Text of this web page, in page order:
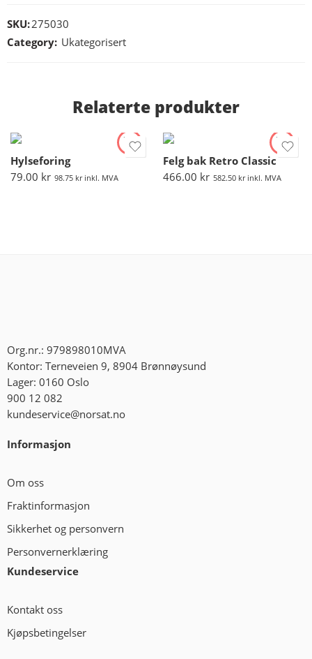
SKU:275030
Category: Ukategorisert
Relaterte produkter
Hylseforing
79.00 kr 98.75 krinkl. MVA
Felg bak Retro Classic
466.00 kr 582.50 krinkl. MVA
Org.nr.: 979898010MVA
Kontor: Terneveien 9, 8904 Brønnøysund
Lager: 0160 Oslo
900 12 082
kundeservice@norsat.no
Informasjon
Om oss
Fraktinformasjon
Sikkerhet og personvern
Personvernerklæring
Kundeservice
Kontakt oss
Kjøpsbetingelser